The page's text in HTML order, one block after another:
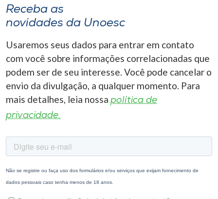
Receba as
novidades da Unoesc
Usaremos seus dados para entrar em contato
com você sobre informações correlacionadas que
podem ser de seu interesse. Você pode cancelar o
envio da divulgação, a qualquer momento. Para
mais detalhes, leia nossa política de
privacidade.